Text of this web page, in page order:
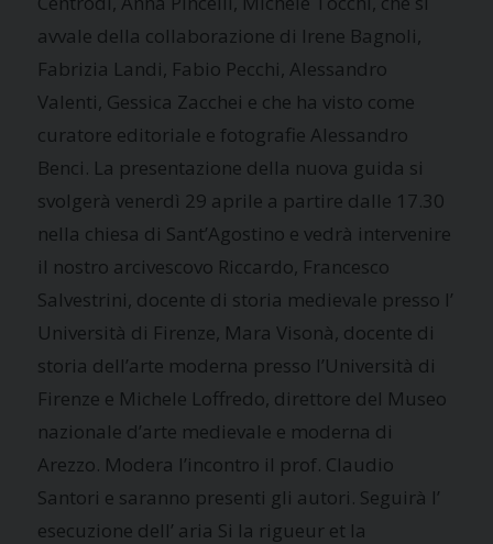
avvale della collaborazione di Irene Bagnoli,
Fabrizia Landi, Fabio Pecchi, Alessandro
Valenti, Gessica Zacchei e che ha visto come
curatore editoriale e fotografie Alessandro
Benci. La presentazione della nuova guida si
svolgerà venerdì 29 aprile a partire dalle 17.30
nella chiesa di Sant’Agostino e vedrà intervenire
il nostro arcivescovo Riccardo, Francesco
Salvestrini, docente di storia medievale presso l’
Università di Firenze, Mara Visonà, docente di
storia dell’arte moderna presso l’Università di
Firenze e Michele Loffredo, direttore del Museo
nazionale d’arte medievale e moderna di
Arezzo. Modera l’incontro il prof. Claudio
Santori e saranno presenti gli autori. Seguirà l’
esecuzione dell’ aria Si la rigueur et la